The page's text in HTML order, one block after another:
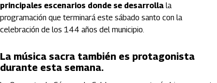
principales escenarios donde se desarrolla la
programación que terminará este sábado santo con la
celebración de los 144 años del municipio.
La música sacra también es protagonista
durante esta semana.